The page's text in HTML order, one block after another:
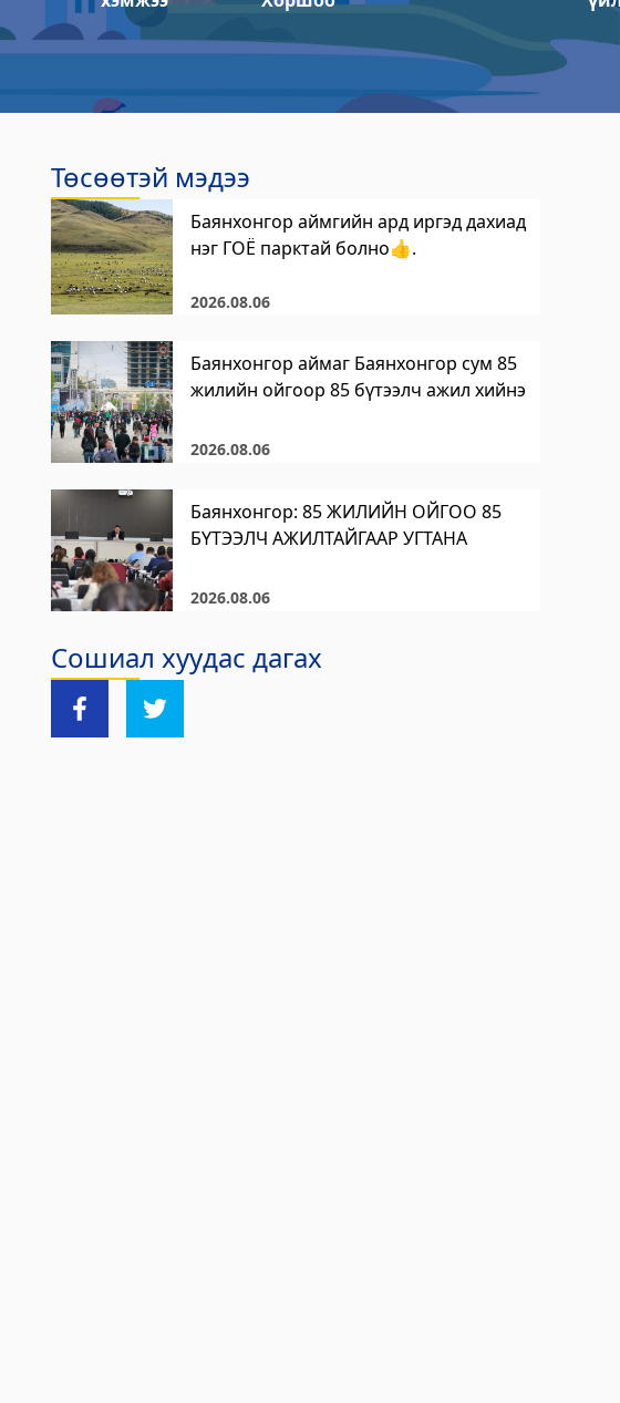
Төсөөтэй мэдээ
Баянхонгор аймгийн ард иргэд дахиад
нэг ГОЁ парктай болно👍.
2026.08.06
Баянхонгор аймаг Баянхонгор сум 85
жилийн ойгоор 85 бүтээлч ажил хийнэ
2026.08.06
Баянхонгор: 85 ЖИЛИЙН ОЙГОО 85
БҮТЭЭЛЧ АЖИЛТАЙГААР УГТАНА
2026.08.06
Сошиал хуудас дагах